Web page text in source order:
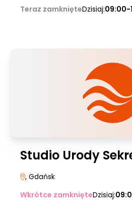
Teraz zamknięteDzisiaj:09:00-
Studio Urody
, Gdańsk
Wkrótce zamknięteDzisiaj: